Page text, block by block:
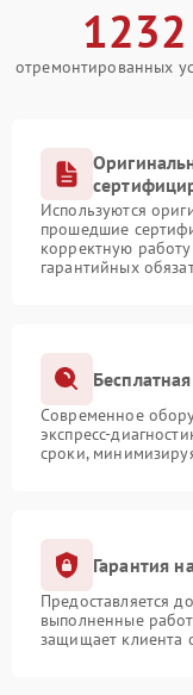
1232
отремонтированных
Используются
прошедшие
корректную
гарантийных
Современное
экспресс-
сроки,
Гарантия
Предоставляется
выполненные
защищает клиента